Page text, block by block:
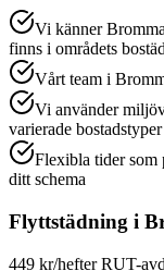
Vi känner
finns i områdets
Vårt team i
Vi använder
varierade bostadstyper
Flexibla tider som
ditt schema
Flyttstädning i
449 kr/hefter RUT-